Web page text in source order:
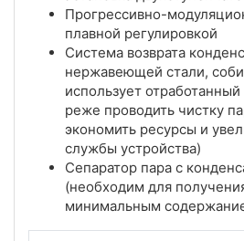
Прогрессивно-
плавной регулировкой
Система возврата
нержавеющей стали,
использует
реже проводить чистку
экономить ресурсы и
службы устройства)
Сепаратор пара с
(необходим для
минимальным